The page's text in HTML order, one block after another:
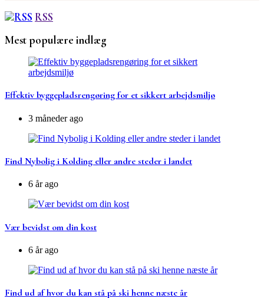
RSS
Mest populære indlæg
Effektiv byggepladsrengøring for et sikkert arbejdsmiljø
3 måneder ago
Find Nybolig i Kolding eller andre steder i landet
6 år ago
Vær bevidst om din kost
6 år ago
Find ud af hvor du kan stå på ski henne næste år